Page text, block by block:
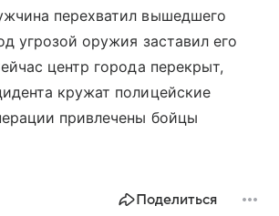
перехватил вышедшего
угрозой оружия заставил его
центр города перекрыт,
кружат полицейские
привлечены бойцы
Поделиться